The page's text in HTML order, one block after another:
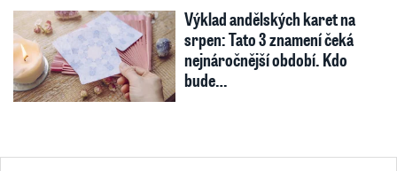
Výklad andělských karet na
srpen: Tato 3 znamení čeká
nejnáročnější období. Kdo
bude…